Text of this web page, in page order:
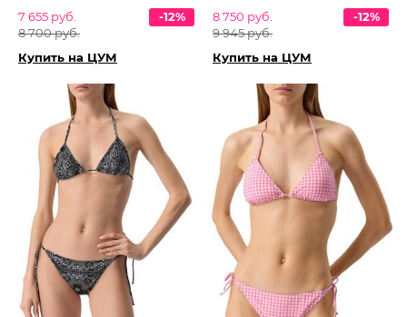
7 655 руб.
8 700 руб.
-12%
Купить на ЦУМ
8 750 руб.
9 945 руб.
-12%
Купить на ЦУМ